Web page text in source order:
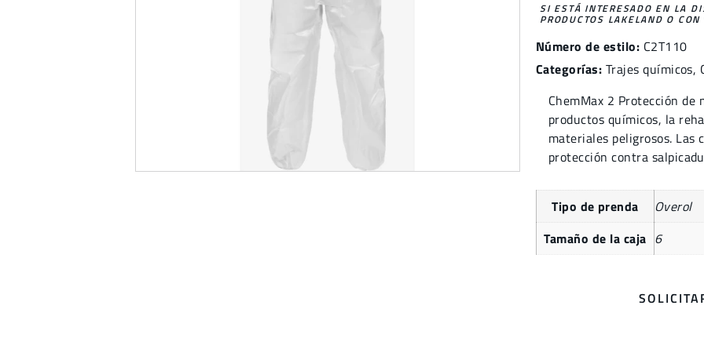
SI ESTÁ INTERESADO EN LA
PRODUCTOS LAKELAND O
Número de estilo: C2T110
Categorías: Trajes químicos,
ChemMax 2 Protección
productos químicos, la
materiales peligrosos. Las
protección contra
Tipo de prenda
Overol
Tamaño de la caja 6